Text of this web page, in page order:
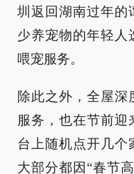
圳返回湖南过年的
少养宠物的年轻人
喂宠服务。
除此之外，全屋深
服务，也在节前迎
台上随机点开几个
大部分都因“春节